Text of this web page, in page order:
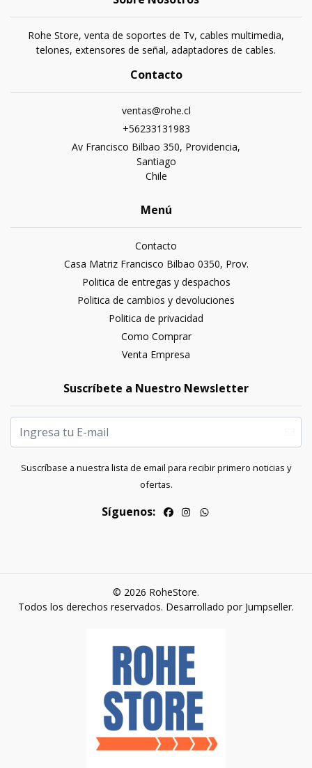
Rohe Store, venta de soportes de Tv, cables multimedia,
telones, extensores de señal, adaptadores de cables.
Contacto
ventas@rohe.cl
+56233131983
Av Francisco Bilbao 350, Providencia,
Santiago
Chile
Menú
Contacto
Casa Matriz Francisco Bilbao 0350, Prov.
Politica de entregas y despachos
Politica de cambios y devoluciones
Politica de privacidad
Como Comprar
Venta Empresa
Suscríbete a Nuestro Newsletter
Suscríbase a nuestra lista de email para recibir primero noticias y
ofertas.
Síguenos:
© 2026 RoheStore.
Todos los derechos reservados. Desarrollado por Jumpseller.